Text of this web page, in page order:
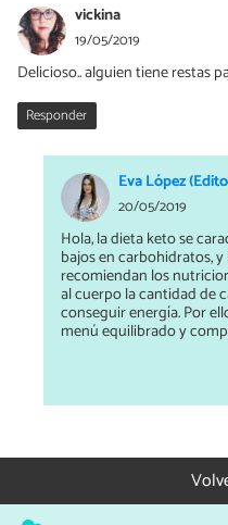
vickina
19/05/2019
Delicioso.. alguien tiene restas
Responder
Eva López
20/05/2019
Hola, la dieta keto se
bajos en carbohidratos,
recomiendan los
al cuerpo la cantidad de
conseguir energía. Por
menú equilibrado y